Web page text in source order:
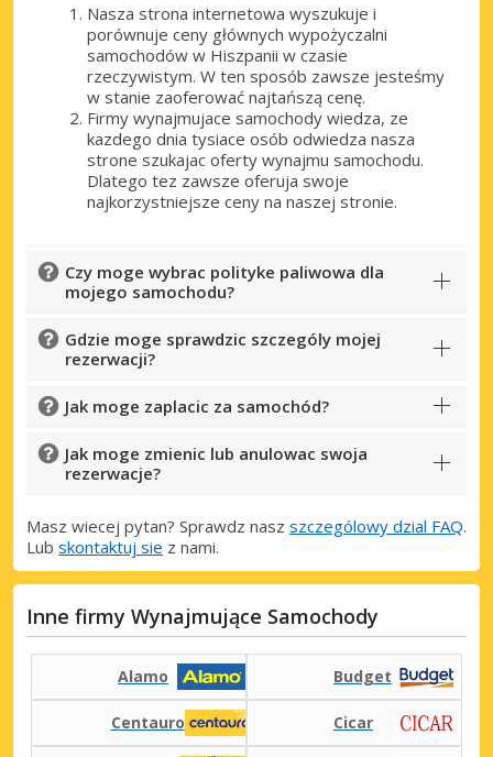
Nasza strona internetowa wyszukuje i
porównuje ceny głównych wypożyczalni
samochodów w Hiszpanii w czasie
rzeczywistym. W ten sposób zawsze jesteśmy
w stanie zaoferować najtańszą cenę.
Firmy wynajmujace samochody wiedza, ze
kazdego dnia tysiace osób odwiedza nasza
strone szukajac oferty wynajmu samochodu.
Dlatego tez zawsze oferuja swoje
najkorzystniejsze ceny na naszej stronie.
Czy moge wybrac polityke paliwowa dla
mojego samochodu?
Gdzie moge sprawdzic szczególy mojej
rezerwacji?
Jak moge zaplacic za samochód?
Jak moge zmienic lub anulowac swoja
rezerwacje?
Masz wiecej pytan? Sprawdz nasz szczególowy dzial FAQ.
Lub skontaktuj sie z nami.
Inne firmy Wynajmujące Samochody
Alamo Budget
Centauro Cicar